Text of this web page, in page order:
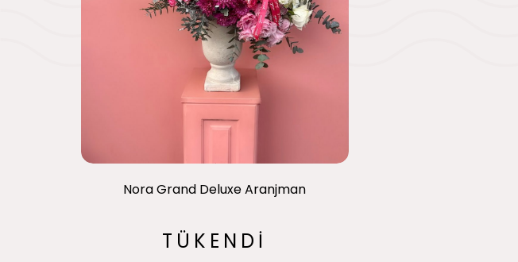
Nora Grand Deluxe Aranjman
TÜKENDİ